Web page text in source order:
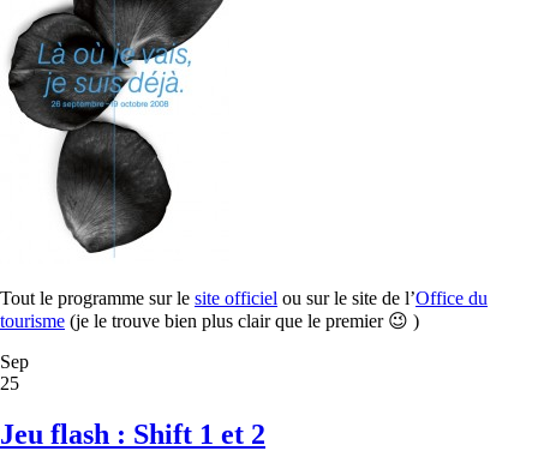
Tout le programme sur le site officiel ou sur le site de l’Office du
tourisme (je le trouve bien plus clair que le premier 😉 )
Sep
25
Jeu flash : Shift 1 et 2